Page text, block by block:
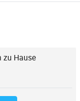
zu Hause